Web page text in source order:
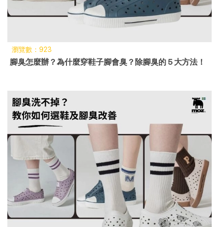
瀏覽數：923
腳臭怎麼辦？為什麼穿鞋子腳會臭？除腳臭的 5 大方法！